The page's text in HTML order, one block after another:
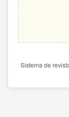
Sistema de